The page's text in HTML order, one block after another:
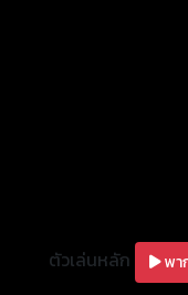
ตัวเล่นหลัก พา